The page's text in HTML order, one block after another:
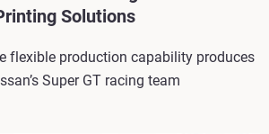
Solutions
flexible production capability produces
Super GT racing team